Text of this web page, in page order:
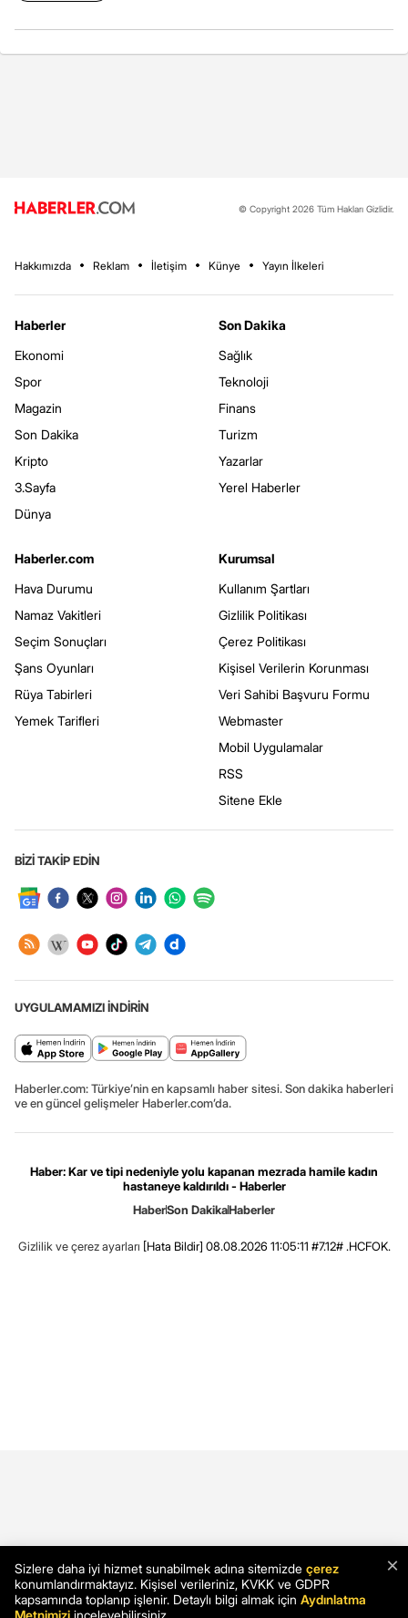
© Copyright 2026 Tüm Hakları Gizlidir.
Hakkımızda Reklam İletişim Künye Yayın İlkeleri
Haberler
Ekonomi
Spor
Magazin
Son Dakika
Kripto
3.Sayfa
Dünya
Son Dakika
Sağlık
Teknoloji
Finans
Turizm
Yazarlar
Yerel Haberler
Haberler.com
Hava Durumu
Namaz Vakitleri
Seçim Sonuçları
Şans Oyunları
Rüya Tabirleri
Yemek Tarifleri
Kurumsal
Kullanım Şartları
Gizlilik Politikası
Çerez Politikası
Kişisel Verilerin Korunması
Veri Sahibi Başvuru Formu
Webmaster
Mobil Uygulamalar
RSS
Sitene Ekle
BİZİ TAKİP EDİN
UYGULAMAMIZI İNDİRİN
Haberler.com: Türkiye’nin en kapsamlı haber sitesi. Son dakika haberleri
ve en güncel gelişmeler Haberler.com’da.
Haber: Kar ve tipi nedeniyle yolu kapanan mezrada hamile kadın
hastaneye kaldırıldı - Haberler
HaberSon DakikaHaberler
Gizlilik ve çerez ayarları [Hata Bildir] 08.08.2026 11:05:11 #7.12# .HCFOK.
×
Sizlere daha iyi hizmet sunabilmek adına sitemizde çerez
konumlandırmaktayız. Kişisel verileriniz, KVKK ve GDPR
kapsamında toplanıp işlenir. Detaylı bilgi almak için Aydınlatma
Metnimizi inceleyebilirsiniz.